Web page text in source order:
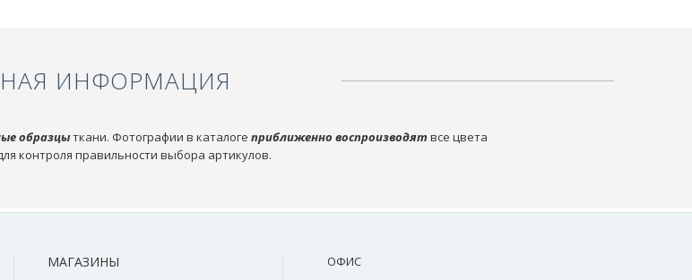
ИНФОРМАЦИЯ
образцыткани. Фотографии в каталоге приближенно воспроизводят все цвета
контроля правильности выбора артикулов.
МАГАЗИНЫ
ОФИС